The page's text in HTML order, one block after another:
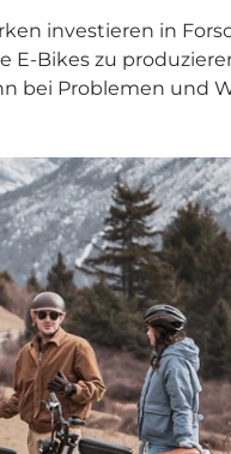
investieren in
E-Bikes zu
bei Problemen und